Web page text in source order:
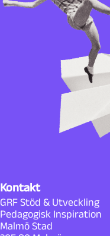
Kontakt
GRF Stöd & Utveckling
Pedagogisk Inspiration
Malmö Stad